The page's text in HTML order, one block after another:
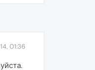
01:36